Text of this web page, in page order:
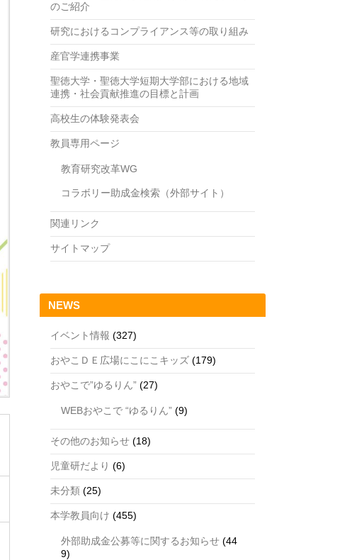
のご紹介
研究におけるコンプライアンス等の取り組み
産官学連携事業
聖徳大学・聖徳大学短期大学部における地域
連携・社会貢献推進の目標と計画
高校生の体験発表会
教員専用ページ
教育研究改革WG
コラボリー助成金検索（外部サイト）
関連リンク
サイトマップ
NEWS
イベント情報 (327)
おやこＤＥ広場にこにこキッズ (179)
おやこで”ゆるりん” (27)
WEBおやこで “ゆるりん” (9)
その他のお知らせ (18)
児童研だより (6)
未分類 (25)
本学教員向け (455)
外部助成金公募等に関するお知らせ (44
9)